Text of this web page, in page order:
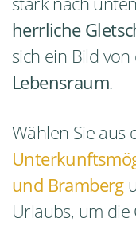
herrliche
sich ein Bild von
Lebensraum.
Wählen Sie aus
und Bramberg
Urlaubs, um